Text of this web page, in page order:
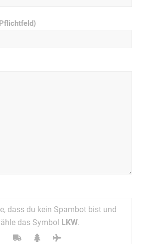
dass du kein Spambot bist und
das Symbol LKW.